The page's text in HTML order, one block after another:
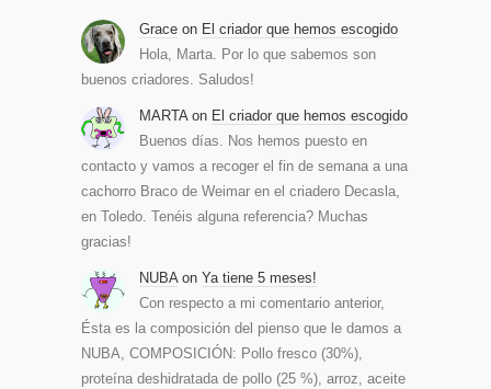
Grace on El criador que hemos escogido
Hola, Marta. Por lo que sabemos son
buenos criadores. Saludos!
MARTA on El criador que hemos escogido
Buenos días. Nos hemos puesto en
contacto y vamos a recoger el fin de semana a una
cachorro Braco de Weimar en el criadero Decasla,
en Toledo. Tenéis alguna referencia? Muchas
gracias!
NUBA on Ya tiene 5 meses!
Con respecto a mi comentario anterior,
Ésta es la composición del pienso que le damos a
NUBA, COMPOSICIÓN: Pollo fresco (30%),
proteína deshidratada de pollo (25 %), arroz, aceite